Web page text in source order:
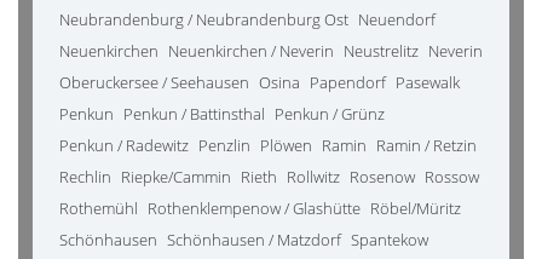
Neubrandenburg / Neubrandenburg Ost Neuendorf
Neuenkirchen Neuenkirchen / Neverin Neustrelitz Neverin
Oberuckersee / Seehausen Osina Papendorf Pasewalk
Penkun Penkun / Battinsthal Penkun / Grünz
Penkun / Radewitz Penzlin Plöwen Ramin Ramin / Retzin
Rechlin Riepke/Cammin Rieth Rollwitz Rosenow Rossow
Rothemühl Rothenklempenow / Glashütte Röbel/Müritz
Schönhausen Schönhausen / Matzdorf Spantekow